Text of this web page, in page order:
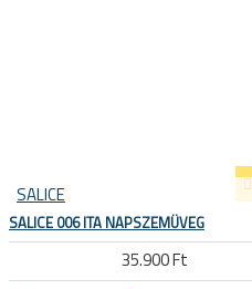
NAPSZEMÜVEGEK
SALICE
SALICE 006 ITA NAPSZEMÜVEG
35.900 Ft